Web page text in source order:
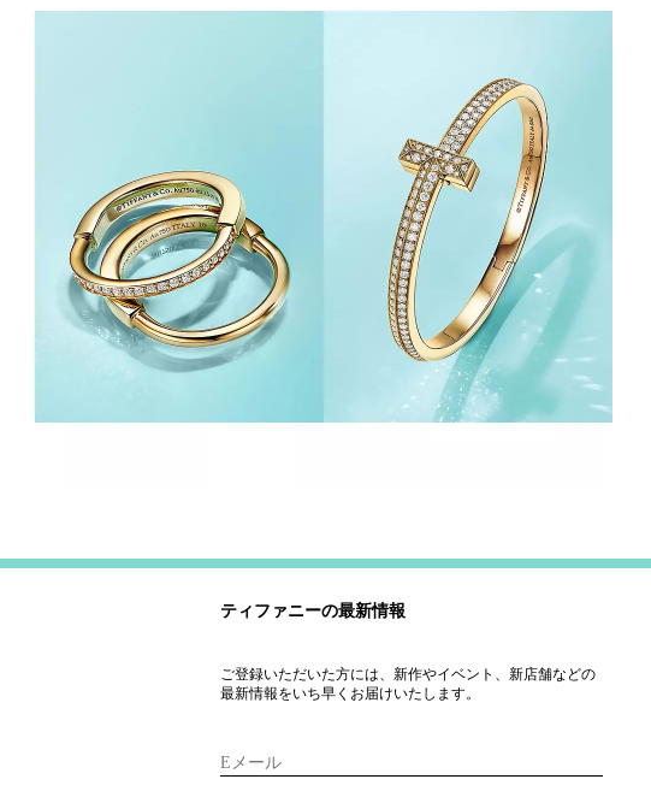
ティファニーの最新情報
ご登録いただいた方には、新作やイベント、新店舗などの
最新情報をいち早くお届けいたします。
Eメール